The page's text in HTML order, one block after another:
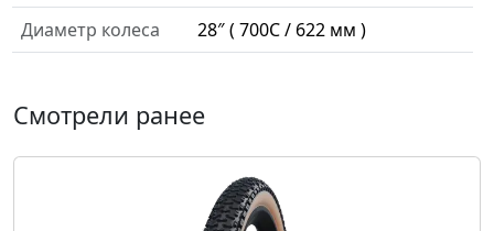
Диаметр колеса
28″ ( 700С / 622 мм )
Смотрели ранее